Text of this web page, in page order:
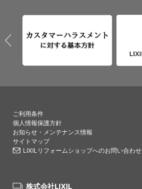
ご利用条件
個人情報保護方針
お知らせ・メンテナンス情報
サイトマップ
LIXILリフォームショップへのお問い合わせ
株式会社LIXIL